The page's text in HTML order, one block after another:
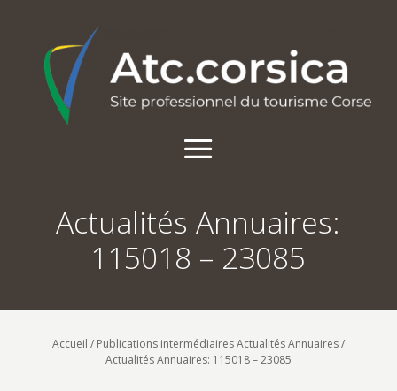
Actualités Annuaires:
115018 – 23085
Accueil / Publications intermédiaires Actualités Annuaires/
Actualités Annuaires: 115018 – 23085